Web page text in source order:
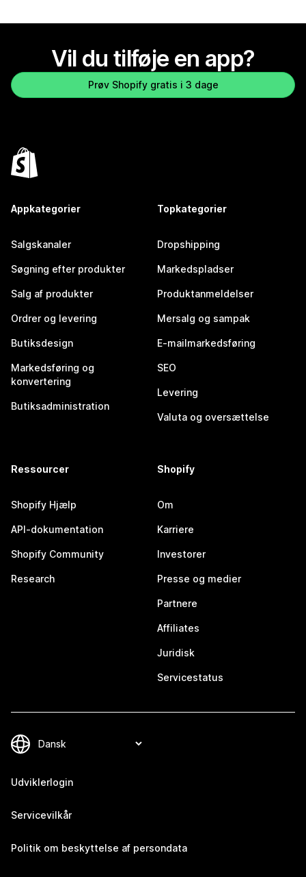
Vil du tilføje en app?
Prøv Shopify gratis i 3 dage
Appkategorier
Salgskanaler
Søgning efter produkter
Salg af produkter
Ordrer og levering
Butiksdesign
Markedsføring og
konvertering
Butiksadministration
Topkategorier
Dropshipping
Markedspladser
Produktanmeldelser
Mersalg og sampak
E-mailmarkedsføring
SEO
Levering
Valuta og oversættelse
Ressourcer
Shopify Hjælp
API-dokumentation
Shopify Community
Research
Shopify
Om
Karriere
Investorer
Presse og medier
Partnere
Affiliates
Juridisk
Servicestatus
Udviklerlogin
Servicevilkår
Politik om beskyttelse af persondata